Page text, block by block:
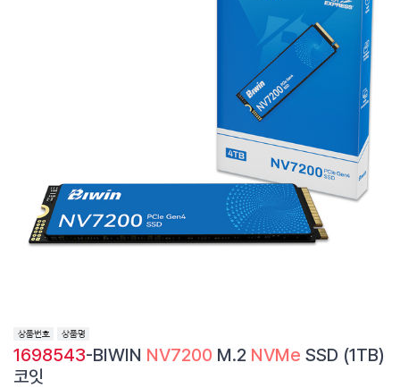
1698543-BIWIN NV7200 M.2 NVMe SSD (1TB)
코잇